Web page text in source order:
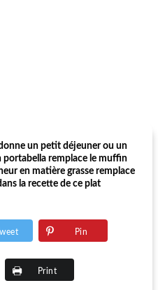
un petit déjeuner ou un
remplace le muffin
en matière grasse remplace
la recette de ce plat
Pin
Print